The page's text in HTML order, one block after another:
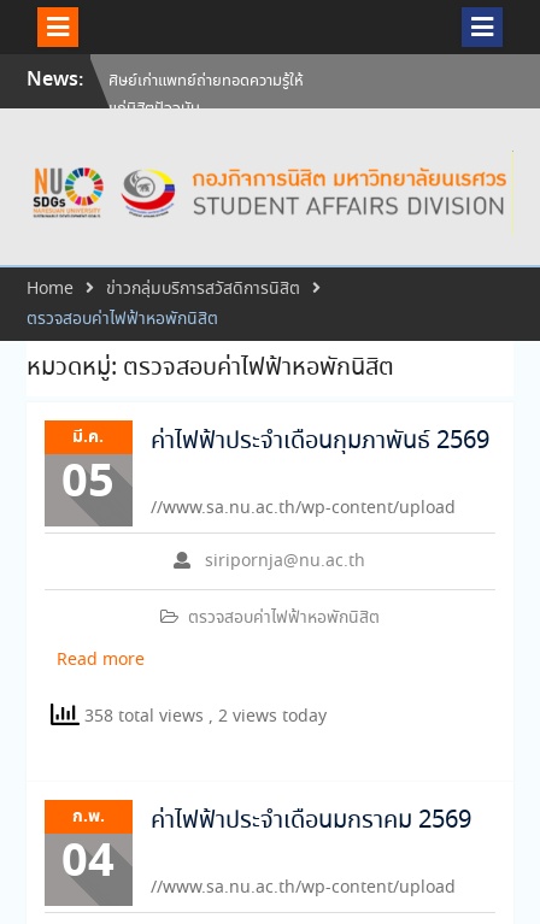
SkipNews:
ศิษย์เก่าแพทย์ถ่ายทอดความรู้ให้
แก่นิสิตปัจจุบัน
นเรศวร ครบรอบ 36 ปี 29
กรกฎาคม 2569
สัมภาษณ์นิสิตเพื่อพิจารณาเข้ารับ
ประจำปีการศึกษา 256
Home
ข่าวกลุ่มบริการสวัสดิการนิสิต
ตรวจสอบค่าไฟฟ้าหอพักนิสิต
หมวดหมู่: ตรวจสอบค่าไฟฟ้าหอพักนิสิต
มี.ค.
05
ค่าไฟฟ้าประจำเดือนกุมภาพันธ์ 2569
siripornja@nu.ac.th
ตรวจสอบค่าไฟฟ้าหอพักนิสิต
//www.sa.nu.ac.th/wp-content/upload
Read more
358 total views , 2 views today
ก.พ.
04
ค่าไฟฟ้าประจำเดือนมกราคม 2569
//www.sa.nu.ac.th/wp-content/upload